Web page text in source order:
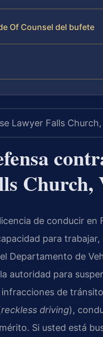
Of Counsel del bufete
Church,
de conducir en
para
Departamento de
autoridad para
de
reckless driving),
Si usted está